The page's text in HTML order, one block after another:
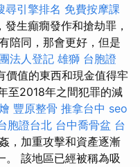
尋引擎排名 免費按摩課
發生癲癇發作和搶劫罪，
陪同，那會更好，但是
法人登記 雄獅 台胞證
價值的東西和現金值得牢
至2018年之間犯罪的減
豐原整骨 推拿台中 seo
胞證台北 台中喬骨盆 台
，加重攻擊和資產逐漸
。 該地區已經被稱為吸